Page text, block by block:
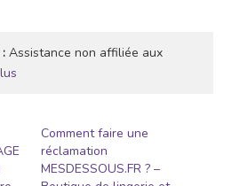
Assistance non affiliée aux
Comment faire une
réclamation
MESDESSOUS.FR ? –